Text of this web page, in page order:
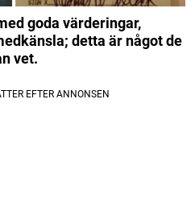
goda värderingar,
detta är något de
vet.